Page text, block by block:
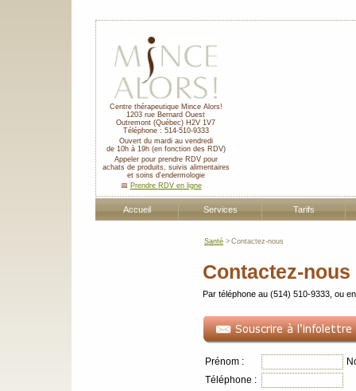
Centre thérapeutique Mince Alors!
1203 rue Bernard Ouest
Outremont (Québec) H2V 1V7
Téléphone : 514-510-9333
Ouvert du mardi au vendredi
de 10h à 19h (en fonction des RDV)
Appeler pour prendre RDV pour
achats de produits, suivis alimentaires
et soins d'endermologie
📅 Prendre RDV en ligne
Accueil Services Tarifs
Santé > Contactez-nous
Contactez-
Par téléphone au (514) 510-9333, ou
Prénom :
Téléphone :